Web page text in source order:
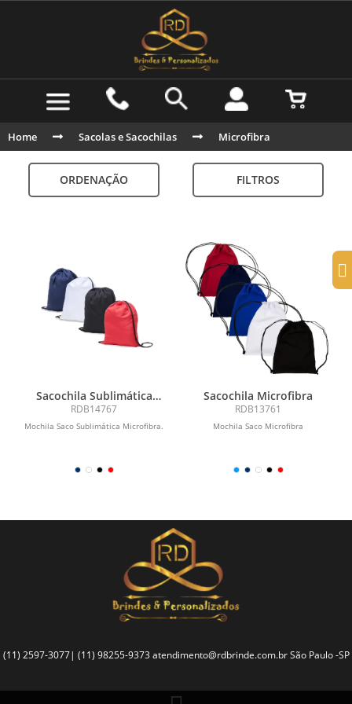
Home Sacolas e Sacochilas Microfibra
ORDENAÇÃO FILTROS
Sacochila Sublimática
Microfibra
RDB14767
Mochila Saco Sublimática Microfibra.
Sacochila Microfibra
RDB13761
Mochila Saco Microfibra
(11) 2597-3077| (11) 98255-9373 atendimento@rdbrinde.com.br São Paulo -SP